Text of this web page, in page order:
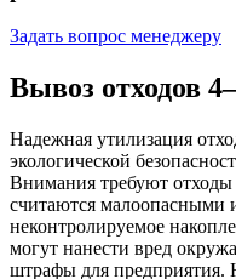
Задать вопрос менеджеру
Вывоз отходов
Надежная утилизация
экологической
Внимания требуют отходы
считаются малоопасными
неконтролируемое
могут нанести вред
штрафы для предприятия.